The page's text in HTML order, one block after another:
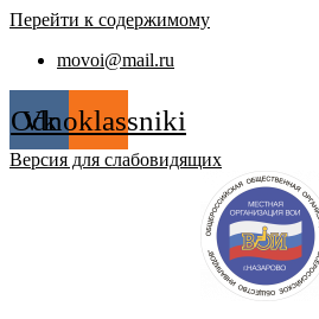
Перейти к содержимому
movoi@mail.ru
Vk
Odnoklassniki
Версия для слабовидящих